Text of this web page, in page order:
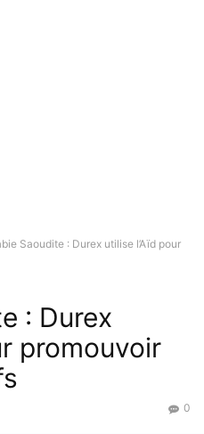
Saoudite : Durex utilise l’Aïd pour
: Durex
promouvoir
0